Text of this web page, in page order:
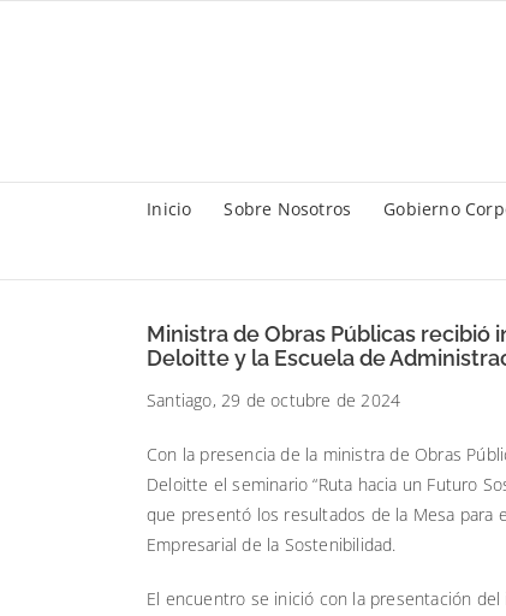
Inicio Sobre Nosotros Gobierno
Ministra de Obras Públicas recibió
Deloitte y la Escuela de
Santiago, 29 de octubre de 2024
Con la presencia de la ministra de Obras
Deloitte el seminario “Ruta hacia un Futuro
que presentó los resultados de la Mesa para
Empresarial de la Sostenibilidad.
El encuentro se inició con la presentación